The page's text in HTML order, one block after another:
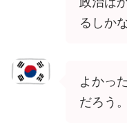
るしか
よかっ
だろう。